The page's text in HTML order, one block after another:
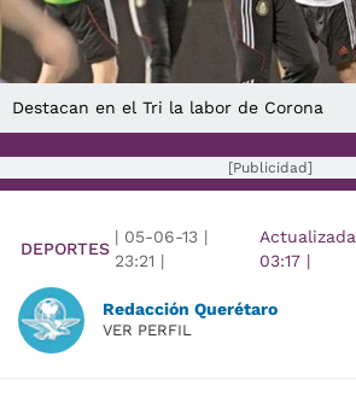
Destacan en el Tri la labor de Corona
[Publicidad]
DEPORTES
| 05-06-13 |
23:21 |
Actualizada
03:17|
Redacción Querétaro
VER PERFIL